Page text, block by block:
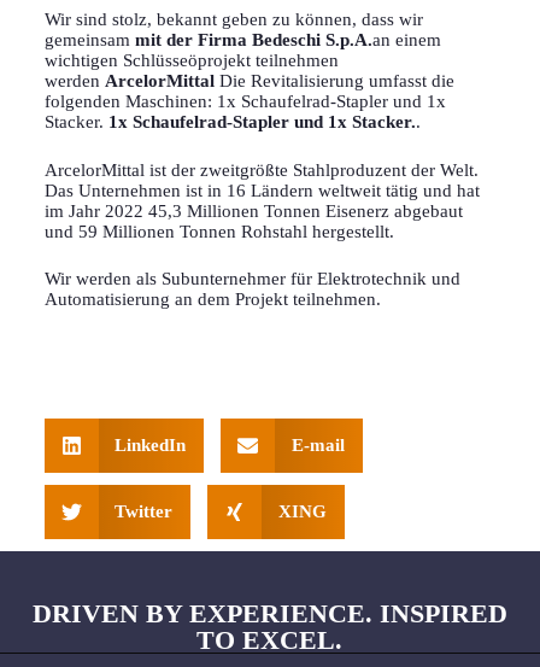
Wir sind stolz, bekannt geben zu können, dass wir
gemeinsam mit der Firma Bedeschi S.p.A.an einem
wichtigen Schlüsseöprojekt teilnehmen
werden ArcelorMittal Die Revitalisierung umfasst die
folgenden Maschinen: 1x Schaufelrad-Stapler und 1x
Stacker. 1x Schaufelrad-Stapler und 1x Stacker..
ArcelorMittal ist der zweitgrößte Stahlproduzent der Welt.
Das Unternehmen ist in 16 Ländern weltweit tätig und hat
im Jahr 2022 45,3 Millionen Tonnen Eisenerz abgebaut
und 59 Millionen Tonnen Rohstahl hergestellt.
Wir werden als Subunternehmer für Elektrotechnik und
Automatisierung an dem Projekt teilnehmen.
LinkedIn E-mail
Twitter XING
DRIVEN BY EXPERIENCE. INSPIRED
TO EXCEL.